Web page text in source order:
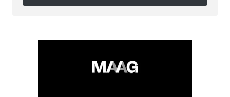
Follow on Instagram